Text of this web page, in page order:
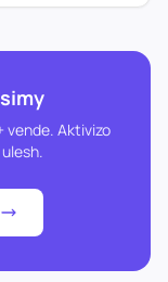
vende. Aktivizo